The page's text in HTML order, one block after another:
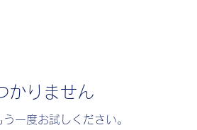
かりません
一度お試しください。